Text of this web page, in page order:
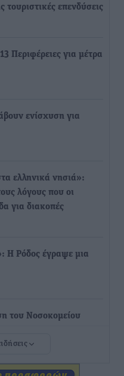
τουριστικές επενδύσεις
Περιφέρειες για μέτρα
ενίσχυση για
ελληνικά νησιά»:
λόγους που οι
για διακοπές
Η Ρόδος έγραψε μια
του Νοσοκομείου